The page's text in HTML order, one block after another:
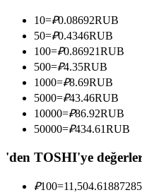
Kopya Ticaret
En iyi traderlarla
10=₽0.08692RUB
50=₽0.4346RUB
100=₽0.86921RUB
500=₽4.35RUB
1000=₽8.69RUB
5000=₽43.46RUB
10000=₽86.92RUB
50000=₽434.61RUB
'den TOSHI'ye
₽100=11,504.61887285